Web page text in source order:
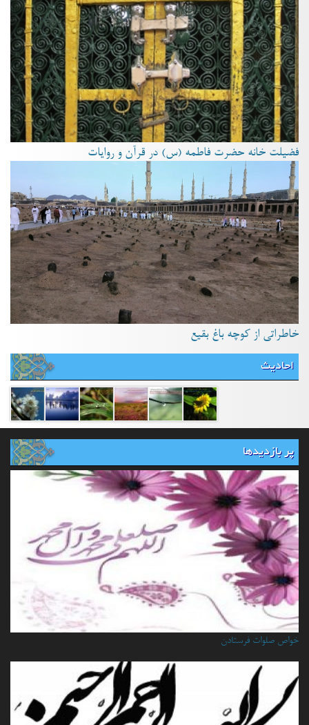
فضیلت خانه حضرت فاطمه (س) در قرآن و روایات
خاطراتی از کوچه باغ بقیع
احادیث
پر بازدیدها
خواص صلوات فرستادن